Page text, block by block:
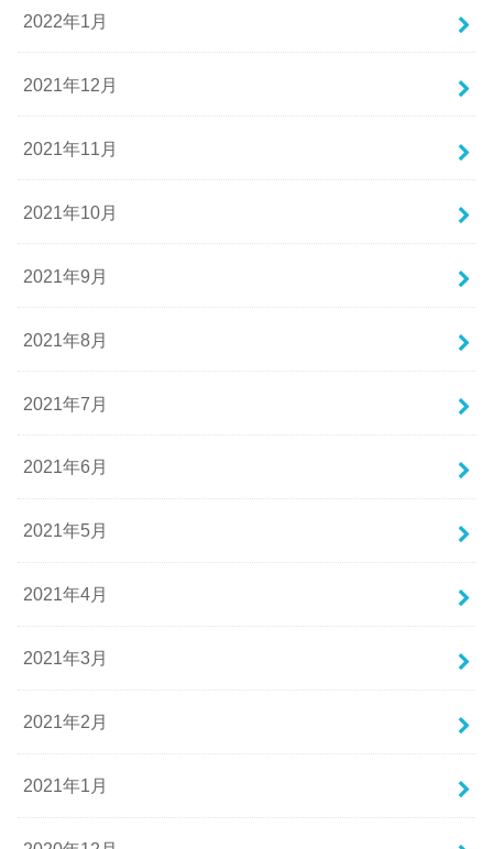
2022年1月
2021年12月
2021年11月
2021年10月
2021年9月
2021年8月
2021年7月
2021年6月
2021年5月
2021年4月
2021年3月
2021年2月
2021年1月